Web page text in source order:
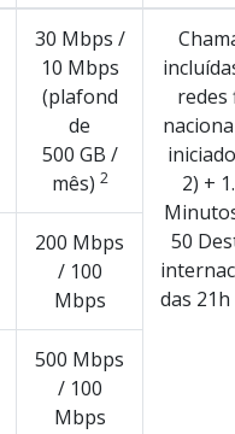
30 Mbps /
10 Mbps
(plafond
de
500 GB /
mês) 2
redes
2) +
50
das
200 Mbps
/ 100
Mbps
500 Mbps
/ 100
Mbps